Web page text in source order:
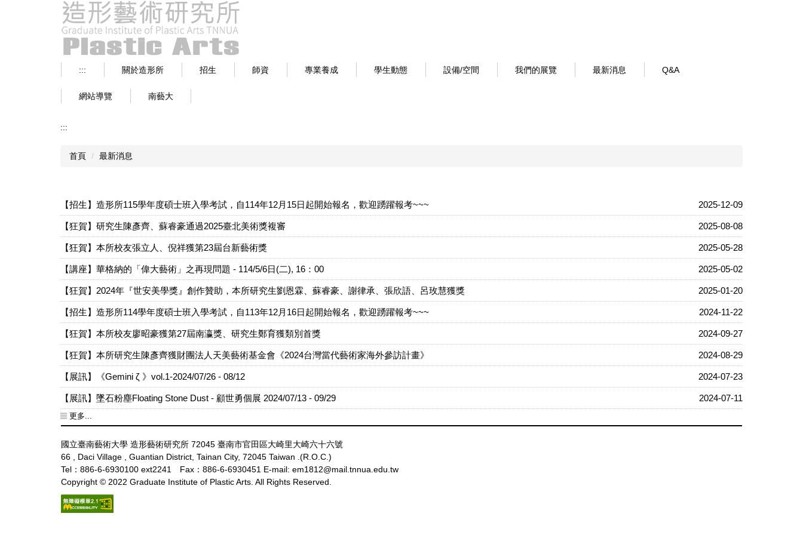
::: 關於造形所 招生 師資 專業養成 學生動態 設備/空間 我們的展覽 最新消息 Q&A
網站導覽 南藝大
:::
首頁 最新消息
【招生】造形所115學年度碩士班入學考試，自114年12月15日起開始報名，歡迎踴躍報考~~~ 2025-12-09
【狂賀】研究生陳彥齊、蘇睿豪通過2025臺北美術獎複審 2025-08-08
【狂賀】本所校友張立人、倪祥獲第23屆台新藝術獎 2025-05-28
【講座】華格納的「偉大藝術」之再現問題 - 114/5/6日(二), 16：00 2025-05-02
【狂賀】2024年『世安美學獎』創作贊助，本所研究生劉恩霖、蘇睿豪、謝律承、張欣語、呂玫慧獲獎 2025-01-20
【招生】造形所114學年度碩士班入學考試，自113年12月16日起開始報名，歡迎踴躍報考~~~ 2024-11-22
【狂賀】本所校友廖昭豪獲第27屆南瀛獎、研究生鄭育獲類別首獎 2024-09-27
【狂賀】本所研究生陳彥齊獲財團法人天美藝術基金會《2024台灣當代藝術家海外參訪計畫》 2024-08-29
【展訊】《Gemini ζ 》vol.1-2024/07/26 - 08/12 2024-07-23
【展訊】墜石粉塵Floating Stone Dust - 顧世勇個展 2024/07/13 - 09/29 2024-07-11
更多...
國立臺南藝術大學 造形藝術研究所 72045 臺南市官田區大崎里大崎六十六號
66 , Daci Village , Guantian District, Tainan City, 72045 Taiwan .(R.O.C.)
Tel：886-6-6930100 ext2241 Fax：886-6-6930451 E-mail: em1812@mail.tnnua.edu.tw
Copyright © 2022 Graduate Institute of Plastic Arts. All Rights Reserved.